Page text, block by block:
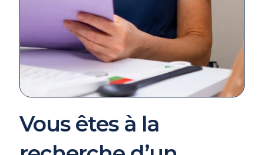
Vous êtes à la